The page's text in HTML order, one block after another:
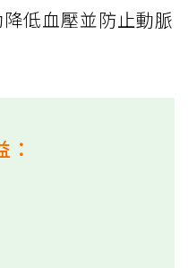
低血壓並防止動脈